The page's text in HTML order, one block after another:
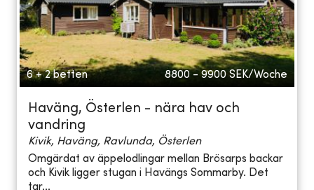
6 + 2 betten 8800 - 9900 SEK/Woche
Haväng, Österlen - nära hav och
vandring
Kivik, Haväng, Ravlunda, Österlen
Omgärdat av äppelodlingar mellan Brösarps backar
och Kivik ligger stugan i Havängs Sommarby. Det
tar...